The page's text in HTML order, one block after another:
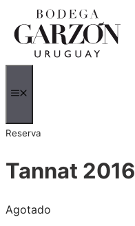
contenido
Reserva
Tannat 2016
Agotado